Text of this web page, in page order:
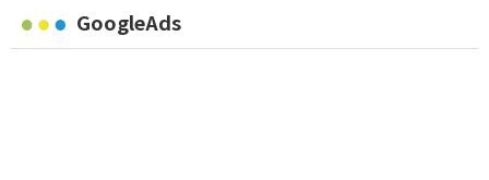
GoogleAds